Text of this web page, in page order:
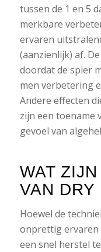
tussen de 1 en 5
merkbare
ervaren
(aanzienlijk) af.
doordat de spier
men verbetering
Andere effecten
zijn een toename
gevoel van
WAT
VAN DRY
Hoewel de
onprettig ervaren
een snel herstel